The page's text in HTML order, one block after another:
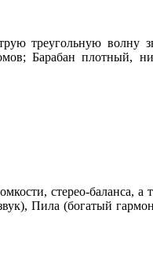
треугольную волну
Барабан плотный,
стерео-баланса, а
Пила (богатый